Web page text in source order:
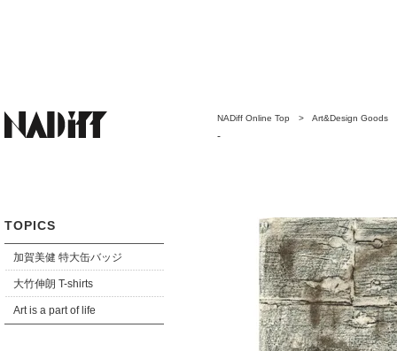
TOPICS
加賀美健 特大缶バッジ
大竹伸朗 T-shirts
Art is a part of life
NADiff Online Top > Art&Design Goods
-